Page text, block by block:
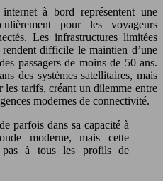
à bord représentent une
pour les voyageurs
Les infrastructures limitées
rendent difficile le maintien d’une
passagers de moins de 50 ans.
des systèmes satellitaires, mais
les tarifs, créant un dilemme entre
modernes de connectivité.
parfois dans sa capacité à
moderne, mais cette
pas à tous les profils de